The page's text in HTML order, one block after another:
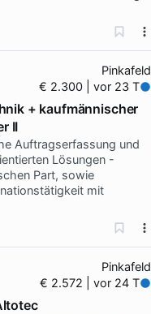
Pinkafeld
€ 2.300 | vor 23 T
+ kaufmännischer
II
Auftragserfassung und
Lösungen -
Part, sowie
mit
Pinkafeld
€ 2.572 | vor 24 T